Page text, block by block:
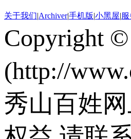
关于我们|Archiver|手机版|小黑屋|
Copyright
(http://
秀山百姓